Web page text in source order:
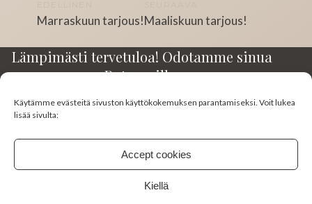
Käytämme evästeitä sivuston käyttökokemuksen parantamiseksi. Voit lukea
lisää sivulta:
Accept cookies
Kiellä
selausMarraskuun tarjous!Maaliskuun tarjous!
Lämpimästi tervetuloa! Odotamme sinua
Rotuaarilla.
Kirkkokatu 23-25 A3
045 130 0383
studiomimi10@gmail.com